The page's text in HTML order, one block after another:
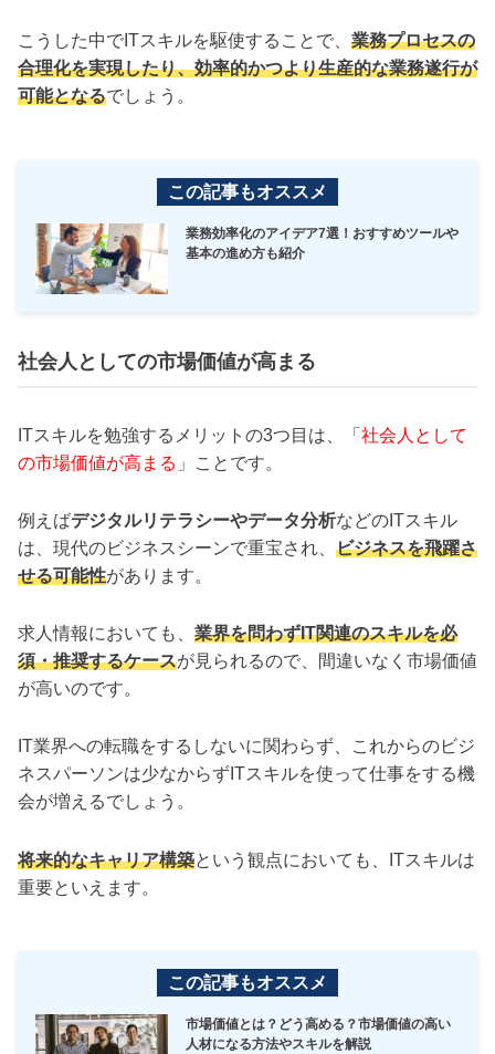
こうした中でITスキルを駆使することで、 業務プロセスの
合理化を実現したり、効率的かつより生産的な業務遂行が
可能となるでしょう。
この記事もオススメ
業務効率化のアイデア7選！おすすめツールや
基本の進め方も紹介
社会人としての市場価値が高まる
ITスキルを勉強するメリットの3つ目は、「 社会人として
の市場価値が高まる 」ことです。
例えばデジタルリテラシーやデータ分析などのITスキル
は、現代のビジネスシーンで重宝され、 ビジネスを飛躍さ
せる可能性があります。
求人情報においても、 業界を問わずIT関連のスキルを必
須・推奨するケースが見られるので、間違いなく市場価値
が高いのです。
IT業界への転職をするしないに関わらず、これからのビジ
ネスパーソンは少なからずITスキルを使って仕事をする機
会が増えるでしょう。
将来的なキャリア構築という観点においても、ITスキルは
重要といえます。
この記事もオススメ
市場価値とは？どう高める？市場価値の高い
人材になる方法やスキルを解説